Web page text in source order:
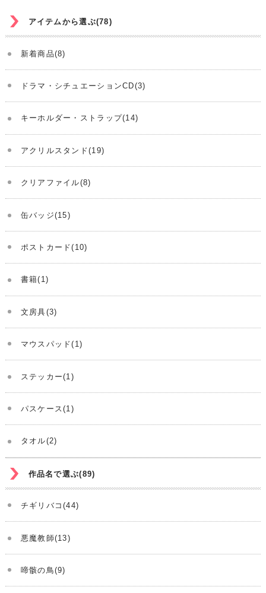
アイテムから選ぶ(78)
新着商品(8)
ドラマ・シチュエーションCD(3)
キーホルダー・ストラップ(14)
アクリルスタンド(19)
クリアファイル(8)
缶バッジ(15)
ポストカード(10)
書籍(1)
文房具(3)
マウスパッド(1)
ステッカー(1)
パスケース(1)
タオル(2)
作品名で選ぶ(89)
チギリバコ(44)
悪魔教師(13)
啼骸の鳥(9)